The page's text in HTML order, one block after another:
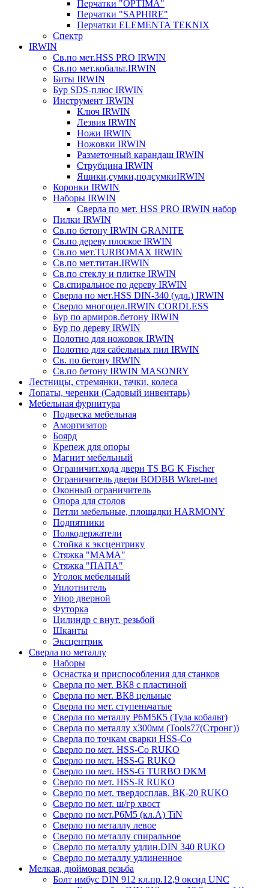
Перчатки "OPTIMA"
Перчатки "SAPHIRE"
Перчатки ELEMENTA TEKNIX
Спектр
IRWIN
Св.по мет.HSS PRO IRWIN
Св.по мет.кобальт.IRWIN
Биты IRWIN
Бур SDS-плюс IRWIN
Инструмент IRWIN
Ключ IRWIN
Лезвия IRWIN
Ножи IRWIN
Ножовки IRWIN
Разметочный карандаш IRWIN
Струбцина IRWIN
Ящики,сумки,подсумкиIRWIN
Коронки IRWIN
Наборы IRWIN
Сверла по мет. HSS PRO IRWIN набор
Пилки IRWIN
Св.по бетону IRWIN GRANITE
Св.по дереву плоское IRWIN
Св.по мет.TURBOMAX IRWIN
Св.по мет.титан.IRWIN
Св.по стеклу и плитке IRWIN
Св.спиральное по дереву IRWIN
Сверла по мет.HSS DIN-340 (удл.) IRWIN
Сверло многоцел.IRWIN CORDLESS
Бур по армиров.бетону IRWIN
Бур по дереву IRWIN
Полотно для ножовок IRWIN
Полотно для сабельных пил IRWIN
Св. по бетону IRWIN
Св.по бетону IRWIN MASONRY
Лестницы, стремянки, тачки, колеса
Лопаты, черенки (Садовый инвентарь)
Мебельная фурнитура
Подвеска мебельная
Амортизатор
Боярд
Крепеж для опоры
Магнит мебельный
Ограничит.хода двери TS BG K Fischer
Ограничитель двери BODBB Wkret-met
Оконный ограничитель
Опора для столов
Петли мебельные, площадки HARMONY
Подпятники
Полкодержатели
Стойка к эксцентрику
Стяжка "МАМА"
Стяжка "ПАПА"
Уголок мебельный
Уплотнитель
Упор дверной
Футорка
Цилиндр с внут. резьбой
Шканты
Эксцентрик
Сверла по металлу
Наборы
Оснастка и приспособления для станков
Сверла по мет. ВК8 с пластиной
Сверла по мет. ВК8 цельные
Сверла по мет. ступеньчатые
Сверла по металлу Р6М5К5 (Тула кобальт)
Сверла по металлу х300мм (Tools77(Стронг))
Сверла по точкам сварки HSS-Co
Сверло по мет. HSS-Co RUKO
Сверло по мет. HSS-G RUKO
Сверло по мет. HSS-G TURBO DKM
Сверло по мет. HSS-R RUKO
Сверло по мет. твердосплав. ВК-20 RUKO
Сверло по мет. ш/гр хвост
Сверло по мет.Р6М5 (кл.А) TiN
Сверло по металлу левое
Сверло по металлу спиральное
Сверло по металлу удлин.DIN 340 RUKO
Сверло по металлу удлиненное
Мелкая, дюймовая резьба
Болт имбус DIN 912 кл.пр.12,9 оксид UNC